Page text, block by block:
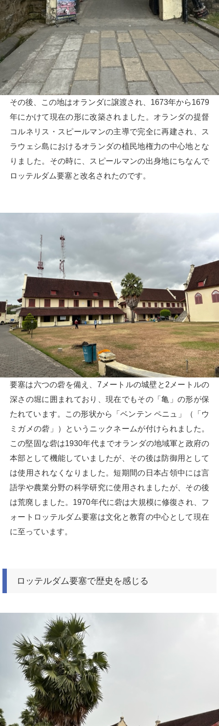
その後、この地はオランダに譲渡され、1673年から1679
年にかけて現在の形に改築されました。オランダの提督
コルネリス・スピールマンの主導で完全に再建され、ス
ラウェシ島におけるオランダの植民地権力の中心地とな
りました。その時に、スピールマンの出身地にちなんで
ロッテルダム要塞と改名されたのです。
要塞は六つの砦を備え、7メートルの城壁と2メートルの
深さの堀に囲まれており、現在でもその「亀」の形が保
たれています。この形状から「ベンテン ペニュ」（「ウ
ミガメの砦」）というニックネームが付けられました。
この堅固な砦は1930年代までオランダの地域軍と政府の
本部として機能していましたが、その後は防御用として
は使用されなくなりました。短期間の日本占領中には言
語学や農業分野の科学研究に使用されましたが、その後
は荒廃しました。1970年代に砦は大規模に修復され、フ
ォートロッテルダム要塞は文化と教育の中心として現在
に至っています。
ロッテルダム要塞で歴史を感じる